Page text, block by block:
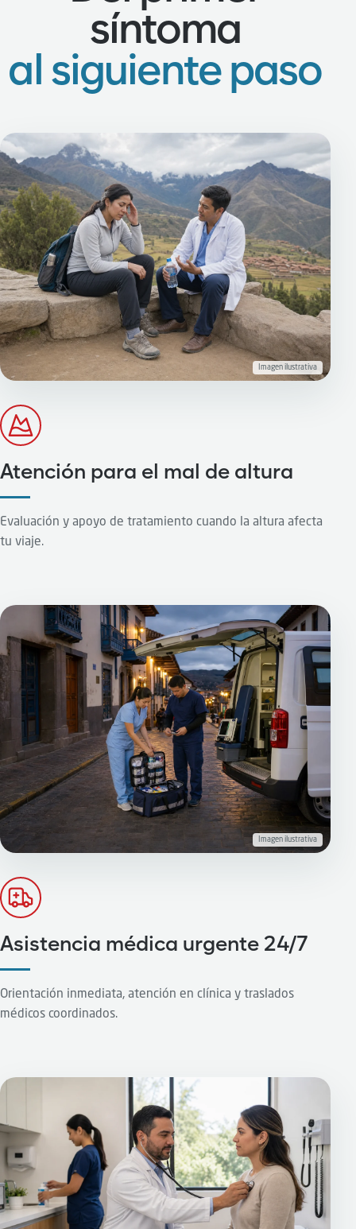
síntoma
al siguiente paso
Imagen ilustrativa
Atención para el mal de altura
Evaluación y apoyo de tratamiento cuando la altura afecta
tu viaje.
Imagen ilustrativa
Asistencia médica urgente 24/7
Orientación inmediata, atención en clínica y traslados
médicos coordinados.